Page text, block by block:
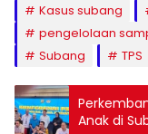
Kasus subang
pengelolaan
Subang
TPS
Anak di